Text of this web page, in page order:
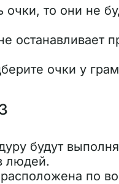
то они не
останавливает
очки у
будут
людей.
по